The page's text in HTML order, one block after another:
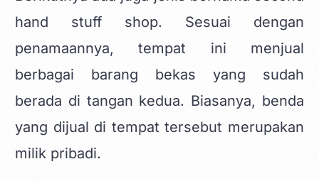
hand stuff shop. Sesuai dengan
penamaannya, tempat ini menjual
berbagai barang bekas yang sudah
berada di tangan kedua. Biasanya, benda
yang dijual di tempat tersebut merupakan
milik pribadi.